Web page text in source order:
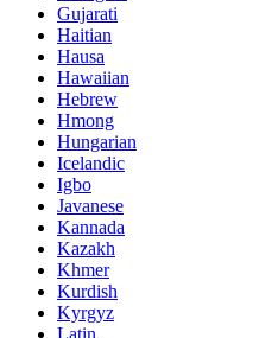
Gujarati
Haitian
Hausa
Hawaiian
Hebrew
Hmong
Hungarian
Icelandic
Igbo
Javanese
Kannada
Kazakh
Khmer
Kurdish
Kyrgyz
Latin